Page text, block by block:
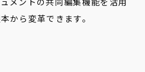
から変革できます。